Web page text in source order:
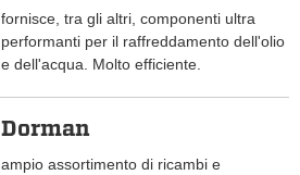
fornisce, tra gli altri, componenti ultra
performanti per il raffreddamento dell'olio
e dell'acqua. Molto efficiente.
Dorman
ampio assortimento di ricambi e